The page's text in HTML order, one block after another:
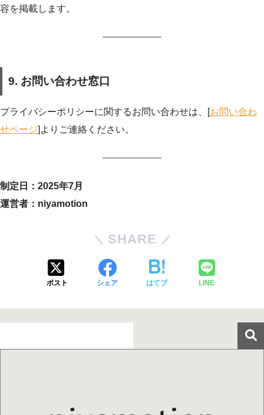
容を掲載します。
9. お問い合わせ窓口
プライバシーポリシーに関するお問い合わせは、[お問い合わ
せページ]よりご連絡ください。
制定日：2025年7月
運営者：niyamotion
SHARE
ポスト シェア はてブ LINE